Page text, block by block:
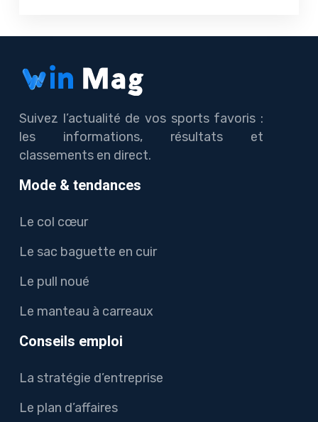
Suivez l’actualité de vos sports favoris :
les informations, résultats et
classements en direct.
Mode & tendances
Le col cœur
Le sac baguette en cuir
Le pull noué
Le manteau à carreaux
Conseils emploi
La stratégie d’entreprise
Le plan d’affaires